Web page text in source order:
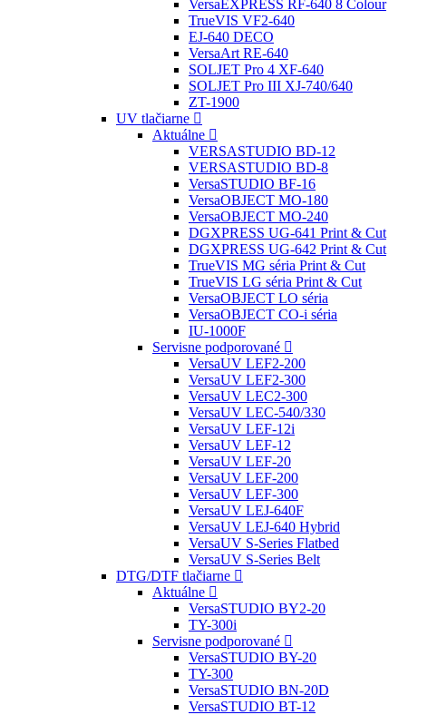
VersaEXPRESS RF-640 8 Colour
TrueVIS VF2-640
EJ-640 DECO
VersaArt RE-640
SOLJET Pro 4 XF-640
SOLJET Pro III XJ-740/640
ZT-1900
UV tlačiarne
Aktuálne
VERSASTUDIO BD-12
VERSASTUDIO BD-8
VersaSTUDIO BF-16
VersaOBJECT MO-180
VersaOBJECT MO-240
DGXPRESS UG-641 Print & Cut
DGXPRESS UG-642 Print & Cut
TrueVIS MG séria Print & Cut
TrueVIS LG séria Print & Cut
VersaOBJECT LO séria
VersaOBJECT CO-i séria
IU-1000F
Servisne podporované
VersaUV LEF2-200
VersaUV LEF2-300
VersaUV LEC2-300
VersaUV LEC-540/330
VersaUV LEF-12i
VersaUV LEF-12
VersaUV LEF-20
VersaUV LEF-200
VersaUV LEF-300
VersaUV LEJ-640F
VersaUV LEJ-640 Hybrid
VersaUV S-Series Flatbed
VersaUV S-Series Belt
DTG/DTF tlačiarne
Aktuálne
VersaSTUDIO BY2-20
TY-300i
Servisne podporované
VersaSTUDIO BY-20
TY-300
VersaSTUDIO BN-20D
VersaSTUDIO BT-12